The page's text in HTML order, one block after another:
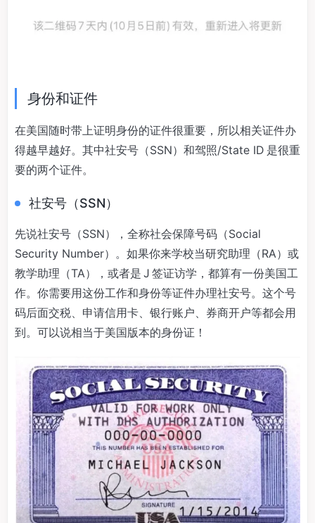
身份和证件
在美国随时带上证明身份的证件很重要，所以相关证件办
得越早越好。其中社安号（SSN）和驾照/State ID 是很重
要的两个证件。
社安号（SSN）
先说社安号（SSN），全称社会保障号码（Social
Security Number）。如果你来学校当研究助理（RA）或
教学助理（TA），或者是 J 签证访学，都算有一份美国工
作。你需要用这份工作和身份等证件办理社安号。这个号
码后面交税、申请信用卡、银行账户、券商开户等都会用
到。可以说相当于美国版本的身份证！